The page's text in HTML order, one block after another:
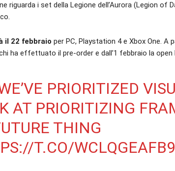
riguarda i set della Legione dell’Aurora (Legion of
il 22 febbraio per PC, Playstation 4 e Xbox One. A
ha effettuato il pre-order e dall’1 febbraio la open
PRIORITIZED
AT PRIORITIZING
THING
T.CO/WCLQGEAFB9